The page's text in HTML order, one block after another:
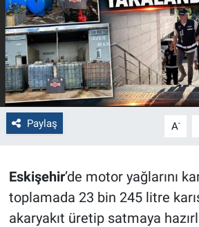
Paylaş A-
Eskişehir’de motor yağlarını
toplamada 23 bin 245 litre
akaryakıt üretip satmaya
Gezi
Genel
Çevre
Yerel
Bilim ve Teknoloji